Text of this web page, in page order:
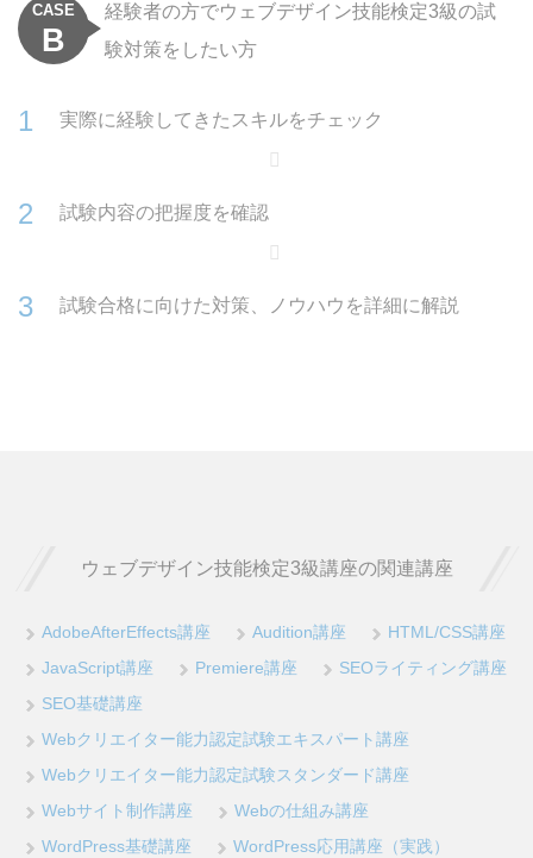
CASE
B
経験者の方でウェブデザイン技能検定3級の試
験対策をしたい方
実際に経験してきたスキルをチェック
試験内容の把握度を確認
試験合格に向けた対策、ノウハウを詳細に解説
ウェブデザイン技能検定3級講座の関連講座
AdobeAfterEffects講座 Audition講座
HTML/CSS講座
JavaScript講座
Premiere講座
SEOライティング講座
SEO基礎講座
Webクリエイター能力認定試験エキスパート講座
Webクリエイター能力認定試験スタンダード講座
Webサイト制作講座
Webの仕組み講座
WordPress基礎講座
WordPress応用講座（実践）